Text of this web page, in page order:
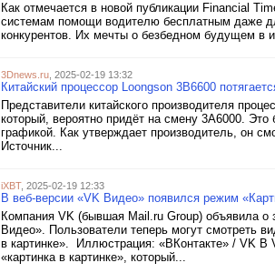
Как отмечается в новой публикации Financial
системам помощи водителю бесплатным даже
конкурентов. Их мечты о безбедном будущем в
3Dnews.ru , 2025-02-19 13:32
Китайский процессор Loongson 3B6600
Представители китайского производителя
который, вероятно придёт на смену 3A6000.
графикой. Как утверждает производитель, он
Источник...
iXBT, 2025-02-19 12:33
В веб-версии «VK Видео» появился режим
Компания VK (бывшая Mail.ru Group) объявила
Видео». Пользователи теперь могут смотреть
в картинке». Иллюстрация: «ВКонтакте» / VK В
«картинка в картинке», который...